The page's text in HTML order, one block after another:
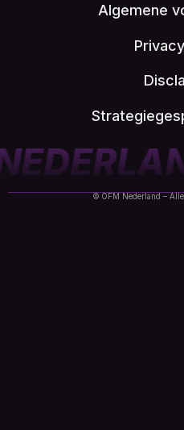
Algemene
OFM
© OFM Nederland –